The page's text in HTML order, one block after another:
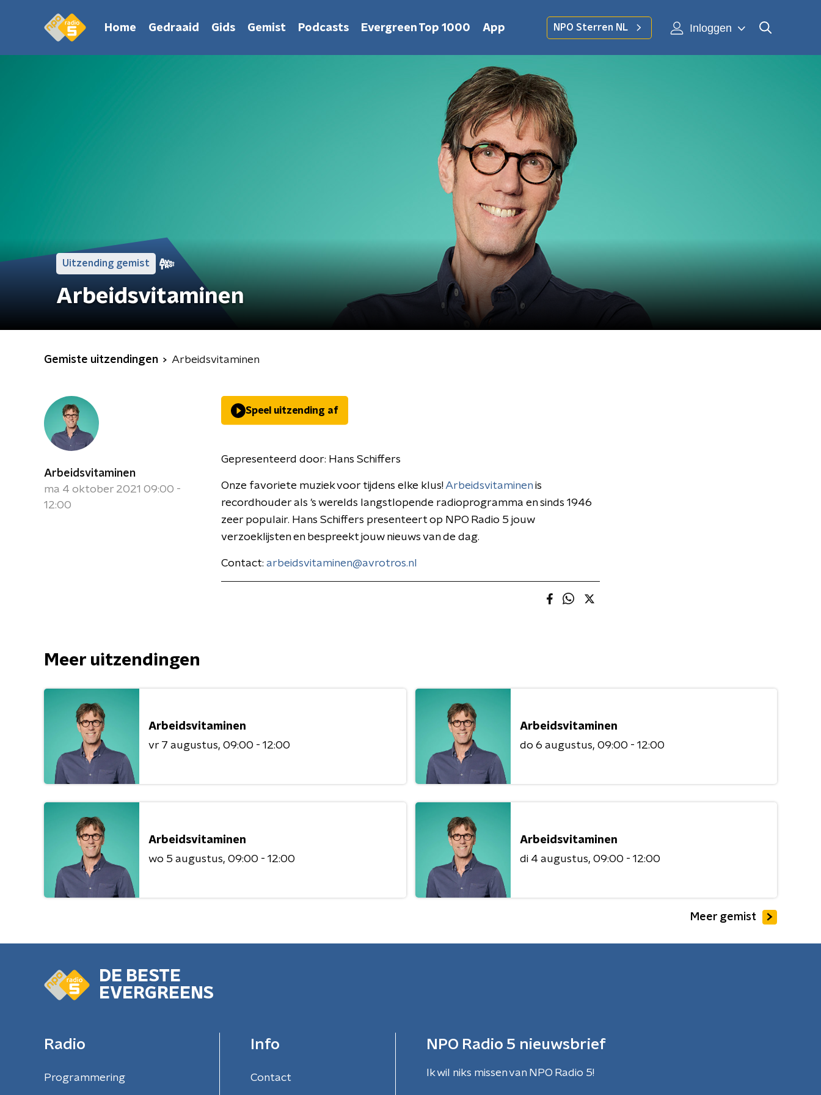
Home Gedraaid Gids Gemist Podcasts Evergreen Top 1000 App NPO Sterren NL Inloggen
Uitzending gemist
Arbeidsvitaminen
Gemiste uitzendingen Arbeidsvitaminen
Arbeidsvitaminen
ma 4 oktober 2021 09:00 -
12:00
Speel uitzending af
Gepresenteerd door: Hans Schiffers
Onze favoriete muziek voor tijdens elke klus!Arbeidsvitaminen is
recordhouder als 's werelds langstlopende radioprogramma en sinds 1946
zeer populair. Hans Schiffers presenteert op NPO Radio 5 jouw
verzoeklijsten en bespreekt jouw nieuws van de dag.
Contact: arbeidsvitaminen@avrotros.nl
Meer uitzendingen
Arbeidsvitaminen
vr 7 augustus 09:00 - 12:00
Arbeidsvitaminen
do 6 augustus 09:00 - 12:00
Arbeidsvitaminen
wo 5 augustus 09:00 - 12:00
Arbeidsvitaminen
di 4 augustus 09:00 - 12:00
Meer gemist
DE BESTE
EVERGREENS
Radio
Programmering
Info
Contact
NPO Radio 5 nieuwsbrief
Ik wil niks missen van NPO Radio 5!